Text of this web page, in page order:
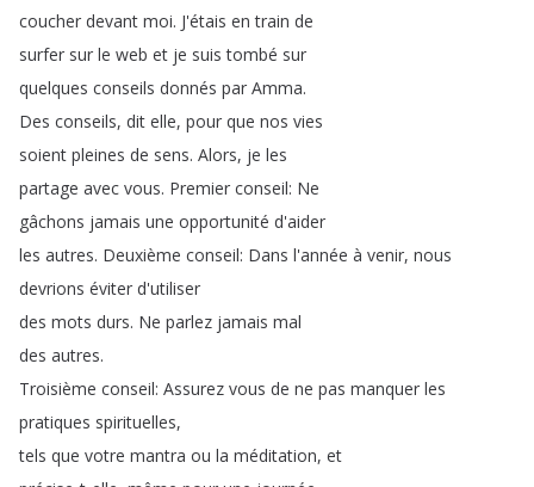
coucher devant moi. J'étais en train de
surfer sur le web et je suis tombé sur
quelques conseils donnés par Amma.
Des conseils, dit elle, pour que nos vies
soient pleines de sens. Alors, je les
partage avec vous. Premier conseil: Ne
gâchons jamais une opportunité d'aider
les autres. Deuxième conseil: Dans l'année à venir, nous
devrions éviter d'utiliser
des mots durs. Ne parlez jamais mal
des autres.
Troisième conseil: Assurez vous de ne pas manquer les
pratiques spirituelles,
tels que votre mantra ou la méditation, et